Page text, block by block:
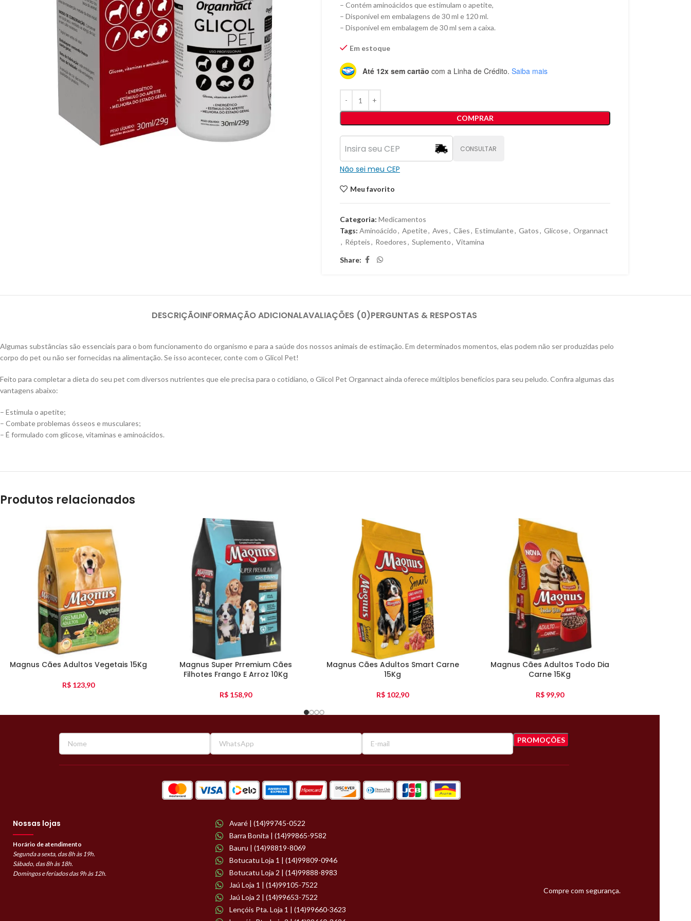
– Contém aminoácidos que estimulam o apetite,
– Disponível em embalagens de 30 ml e 120 ml.
– Disponível em embalagem de 30 ml sem a caixa.
Em estoque
Até 12x sem cartão com a Linha de Crédito. Saiba mais
COMPRAR
CONSULTAR
Não sei meu CEP
Meu favorito
Categoria: Medicamentos
Tags: Aminoácido, Apetite, Aves, Cães, Estimulante, Gatos, Glicose, Organnact
, Répteis, Roedores, Suplemento, Vitamina
Share:
DESCRIÇÃOINFORMAÇÃO ADICIONALAVALIAÇÕES (0)PERGUNTAS & RESPOSTAS
Algumas substâncias são essenciais para o bom funcionamento do organismo e para a saúde dos nossos animais de estimação. Em determinados momentos, elas podem não ser produzidas pelo
corpo do pet ou não ser fornecidas na alimentação. Se isso acontecer, conte com o Glicol Pet!
Feito para completar a dieta do seu pet com diversos nutrientes que ele precisa para o cotidiano, o Glicol Pet Organnact ainda oferece múltiplos benefícios para seu peludo. Confira algumas das
vantagens abaixo:
– Estimula o apetite;
– Combate problemas ósseos e musculares;
– É formulado com glicose, vitaminas e aminoácidos.
Produtos relacionados
Magnus Cães Adultos Vegetais 15Kg
R$ 123,90
Magnus Super Prremium Cães
Filhotes Frango E Arroz 10Kg
R$158,90
Magnus Cães Adultos Smart Carne
15Kg
R$ 102,90
Magnus Cães Adultos Todo Dia
Carne 15Kg
R$99,90
Nossas lojas
Horário de atendimento
Segunda a sexta, das 8h às 19h.
Sábado, das 8h às 18h.
Domingos e feriados das 9h às 12h.
Avaré | (14)99745-0522
Barra Bonita | (14)99865-9582
Bauru | (14)98819-8069
Botucatu Loja 1 | (14)99809-0946
Botucatu Loja 2 | (14)99888-8983
Jaú Loja 1 | (14)99105-7522
Jaú Loja 2 | (14)99653-7522
Lençóis Pta. Loja 1 | (14)99660-3623
Compre com segurança.